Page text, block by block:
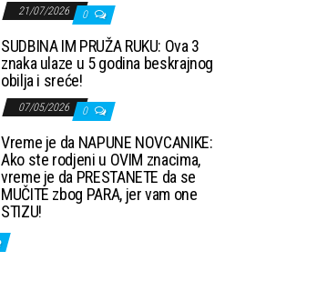
21/07/2026 0
SUDBINA IM PRUŽA RUKU: Ova 3
znaka ulaze u 5 godina beskrajnog
obilja i sreće!
07/05/2026 0
Vreme je da NAPUNE NOVCANIKE:
Ako ste rodjeni u OVIM znacima,
vreme je da PRESTANETE da se
MUČITE zbog PARA, jer vam one
STIZU!